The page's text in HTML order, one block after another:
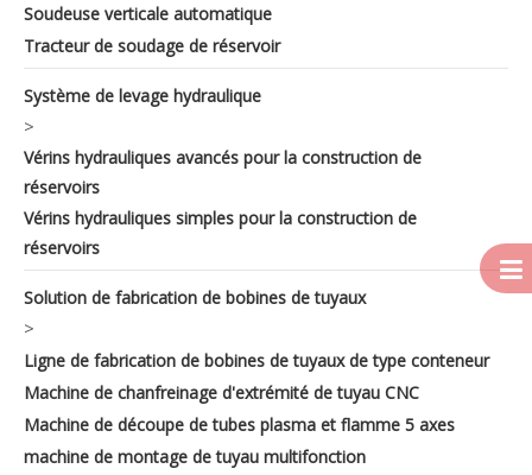
Soudeuse verticale automatique
Tracteur de soudage de réservoir
Système de levage hydraulique
>
Vérins hydrauliques avancés pour la construction de
réservoirs
Vérins hydrauliques simples pour la construction de
réservoirs
Solution de fabrication de bobines de tuyaux
>
Ligne de fabrication de bobines de tuyaux de type conteneur
Machine de chanfreinage d'extrémité de tuyau CNC
Machine de découpe de tubes plasma et flamme 5 axes
machine de montage de tuyau multifonction